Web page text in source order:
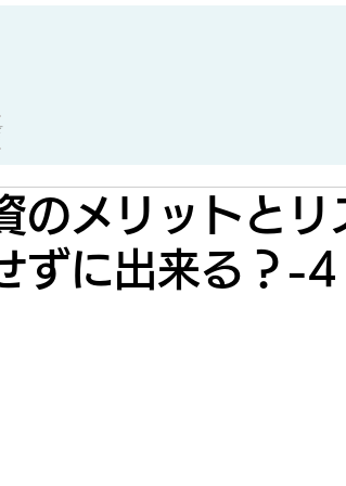
のメリットとリ
ずに出来る？-4